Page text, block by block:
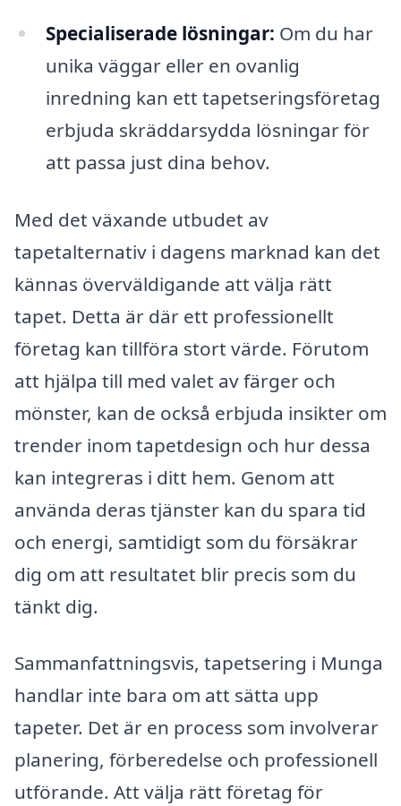
Specialiserade lösningar: Om du har
unika väggar eller en ovanlig
inredning kan ett tapetseringsföretag
erbjuda skräddarsydda lösningar för
att passa just dina behov.
Med det växande utbudet av
tapetalternativ i dagens marknad kan det
kännas överväldigande att välja rätt
tapet. Detta är där ett professionellt
företag kan tillföra stort värde. Förutom
att hjälpa till med valet av färger och
mönster, kan de också erbjuda insikter om
trender inom tapetdesign och hur dessa
kan integreras i ditt hem. Genom att
använda deras tjänster kan du spara tid
och energi, samtidigt som du försäkrar
dig om att resultatet blir precis som du
tänkt dig.
Sammanfattningsvis, tapetsering i Munga
handlar inte bara om att sätta upp
tapeter. Det är en process som involverar
planering, förberedelse och professionell
utförande. Att välja rätt företag för